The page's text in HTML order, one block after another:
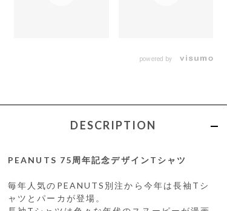
powered by
DESCRIPTION
PEANUTS 75周年記念デザインTシャツ
毎年人気のPEANUTS別注から今年は長袖Tシ
ャツとパーカが登場。